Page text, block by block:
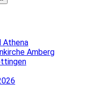
Athena
Amberg